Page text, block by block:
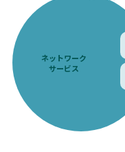
ネットワーク
サービス